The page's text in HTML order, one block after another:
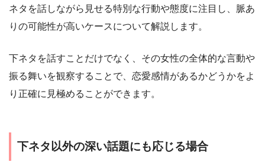
ネタを話しながら見せる特別な行動や態度に注目し、脈あ
りの可能性が高いケースについて解説します。
下ネタを話すことだけでなく、その女性の全体的な言動や
振る舞いを観察することで、恋愛感情があるかどうかをよ
り正確に見極めることができます。
下ネタ以外の深い話題にも応じる場合